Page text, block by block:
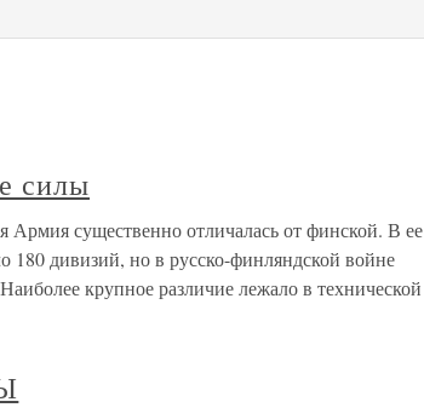
силы
существенно отличалась от финской. В ее
180 дивизий, но в русско-финляндской войне
крупное различие лежало в технической